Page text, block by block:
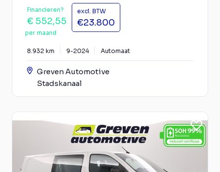
Financieren?
€ 552,55
per maand
excl. BTW
€23.800
8.932 km 9-2024 Automaat
Greven Automotive
Stadskanaal